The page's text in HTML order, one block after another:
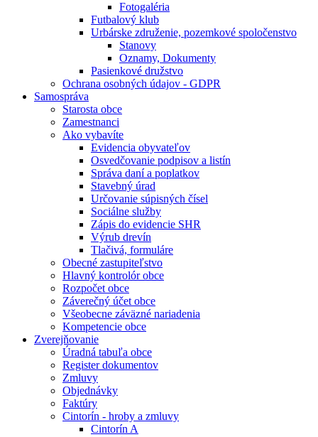
Fotogaléria
Futbalový klub
Urbárske združenie, pozemkové spoločenstvo
Stanovy
Oznamy, Dokumenty
Pasienkové družstvo
Ochrana osobných údajov - GDPR
Samospráva
Starosta obce
Zamestnanci
Ako vybavíte
Evidencia obyvateľov
Osvedčovanie podpisov a listín
Správa daní a poplatkov
Stavebný úrad
Určovanie súpisných čísel
Sociálne služby
Zápis do evidencie SHR
Výrub drevín
Tlačivá, formuláre
Obecné zastupiteľstvo
Hlavný kontrolór obce
Rozpočet obce
Záverečný účet obce
Všeobecne záväzné nariadenia
Kompetencie obce
Zverejňovanie
Úradná tabuľa obce
Register dokumentov
Zmluvy
Objednávky
Faktúry
Cintorín - hroby a zmluvy
Cintorín A